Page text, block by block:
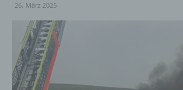
26. März 2025